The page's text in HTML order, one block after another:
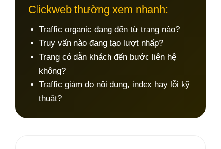
Clickweb thường xem nhanh:
Traffic organic đang đến từ trang nào?
Truy vấn nào đang tạo lượt nhấp?
Trang có dẫn khách đến bước liên hệ
không?
Traffic giảm do nội dung, index hay lỗi kỹ
thuật?